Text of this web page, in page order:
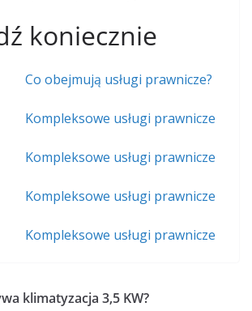
koniecznie
Co obejmują usługi prawnicze?
Kompleksowe usługi prawnicze
Kompleksowe usługi prawnicze
Kompleksowe usługi prawnicze
Kompleksowe usługi prawnicze
klimatyzacja 3,5 KW?